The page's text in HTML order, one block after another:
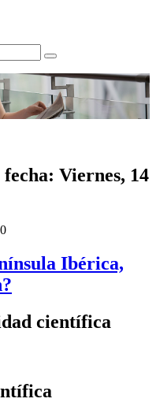
Viernes, 14
Ibérica,
científica